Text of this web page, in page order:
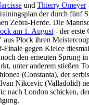
und Thierry Omeyer
der durch fünf
Zebra-Herde. Die
am 1. August - der erste
Plock ihren
gegen Kielce
den erneuten Sprung
unter anderem stießen
(Constanta), der
Nikcevic (Valladolid)
nach London schicken,